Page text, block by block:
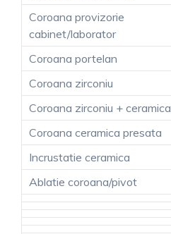
Coroana provizorie
cabinet/laborator
Coroana portelan
Coroana zirconiu
Coroana zirconiu + ceramica
Coroana ceramica presata
Incrustatie ceramica
Ablatie coroana/pivot